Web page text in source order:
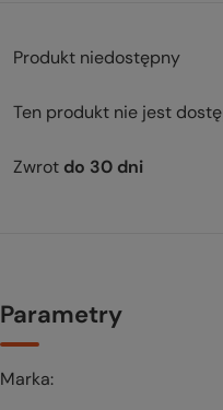
Produkt niedostępny
Ten produkt nie jest
Zwrot do 30 dni
Parametry
Marka